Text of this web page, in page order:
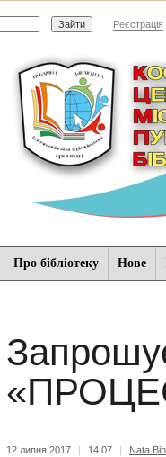
Реєстрація
Про бібліотеку Нове
12 липня 2017 | 14:07 | Nata